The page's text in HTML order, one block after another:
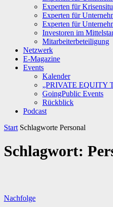
Experten für
Experten für
Experten für
Investoren im
Mitarbeiterbeteiligung
Netzwerk
E-Magazine
Events
Kalender
„PRIVATE EQUITY
GoingPublic Events
Rückblick
Podcast
Start Schlagworte Personal
Schlagwort:
Nachfolge